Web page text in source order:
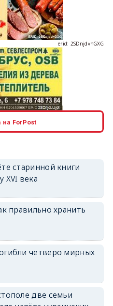
erid: 2SDnjdvhGXG
на ForPost
старинной книги
XVI века
правильно хранить
четверо мирных
две семьи